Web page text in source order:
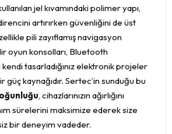
jel kıvamındaki polimer yapı,
artırırken güvenliğini de üst
pili zayıflamış navigasyon
oyun konsolları, Bluetooth
tasarladığınız elektronik projeler
kaynağıdır. Sertec’in sunduğu bu
, cihazlarınızın ağırlığını
sürelerini maksimize ederek size
bir deneyim vadeder.